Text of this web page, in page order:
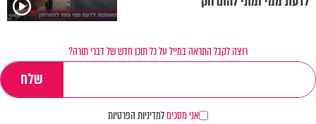
רוצה לקבל התראה במייל על כל תוכן חדש של דברי תורה?
אני מסכיםלמדיניות הפרטיות